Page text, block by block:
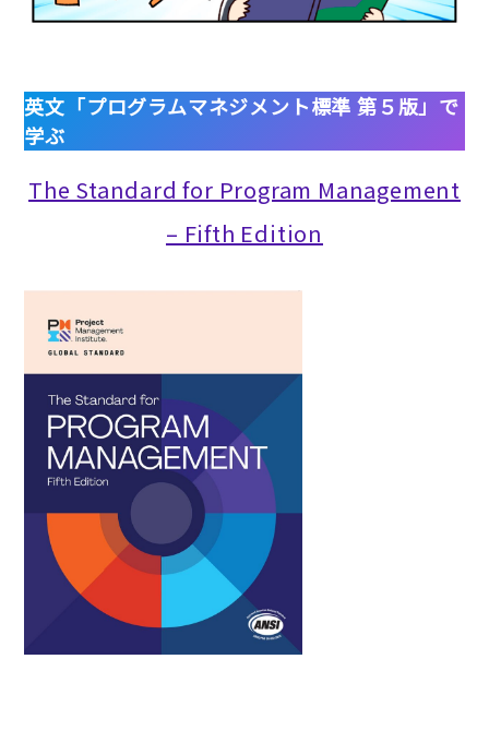
英文「プログラムマネジメント標準 第５版」で
学ぶ
The Standard for Program Management
– Fifth Edition